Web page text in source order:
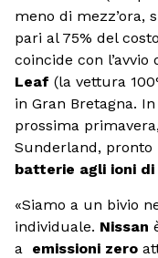
meno di mezz’ora,
pari al 75% del
coincide con
Leaf (la vettura
in Gran Bretagna.
prossima
Sunderland,
batterie agli ioni
«Siamo a un bivio
individuale. Nissan
a
emissioni zero